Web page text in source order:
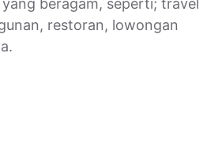
beragam, seperti; travel
restoran, lowongan